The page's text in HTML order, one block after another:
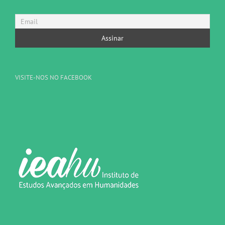
VISITE-NOS NO FACEBOOK